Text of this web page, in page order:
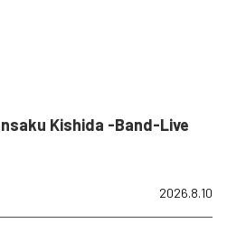
Kishida -Band-Live
2026.8.10